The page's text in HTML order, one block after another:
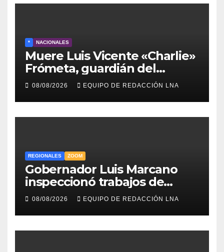
* NACIONALES
Muere Luis Vicente «Charlie»
Frómeta, guardián del
legado musical de la Billo’s
Caracas Boys
08/08/2026 EQUIPO DE REDACCIÓN LNA
REGIONALES ZOOM
Gobernador Luis Marcano
inspeccionó trabajos de
rehabilitación en al Av.
Intercomunal
08/08/2026 EQUIPO DE REDACCIÓN LNA